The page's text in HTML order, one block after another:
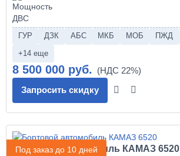
ГУР ДЗК АБС МКБ МОБ ПЖД
+14 еще
8 500 000 руб.
Запросить скидку
Под заказ до 10 дней
Бортовой автомобиль КАМАЗ 6520